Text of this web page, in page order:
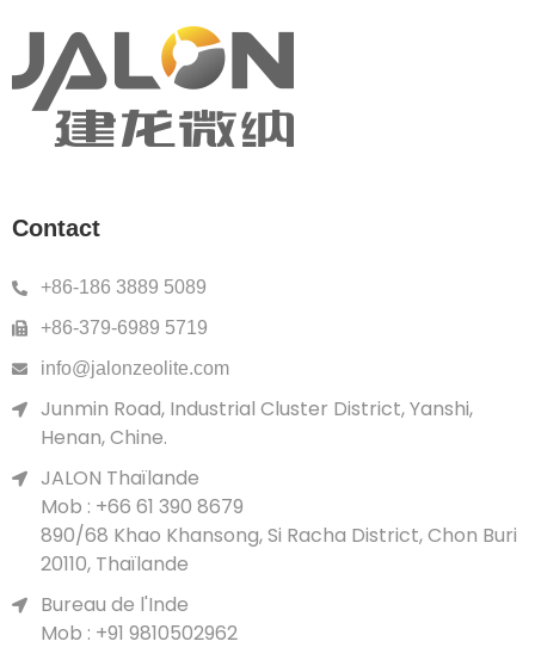
Contact
+86-186 3889 5089
+86-379-6989 5719
info@jalonzeolite.com
Junmin Road, Industrial Cluster District, Yanshi,
Henan, Chine.
JALON Thaïlande
Mob : +66 61 390 8679
890/68 Khao Khansong, Si Racha District, Chon Buri
20110, Thaïlande
Bureau de l'Inde
Mob : +91 9810502962